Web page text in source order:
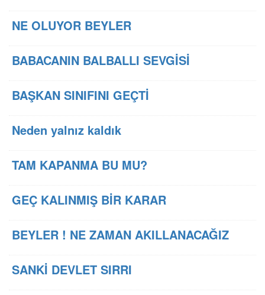
NE OLUYOR BEYLER
BABACANIN BALBALLI SEVGİSİ
BAŞKAN SINIFINI GEÇTİ
Neden yalnız kaldık
TAM KAPANMA BU MU?
GEÇ KALINMIŞ BİR KARAR
BEYLER ! NE ZAMAN AKILLANACAĞIZ
SANKİ DEVLET SIRRI